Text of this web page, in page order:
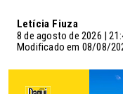
Letícia Fiuza
8 de agosto de 2026 |
Modificado em 08/08/